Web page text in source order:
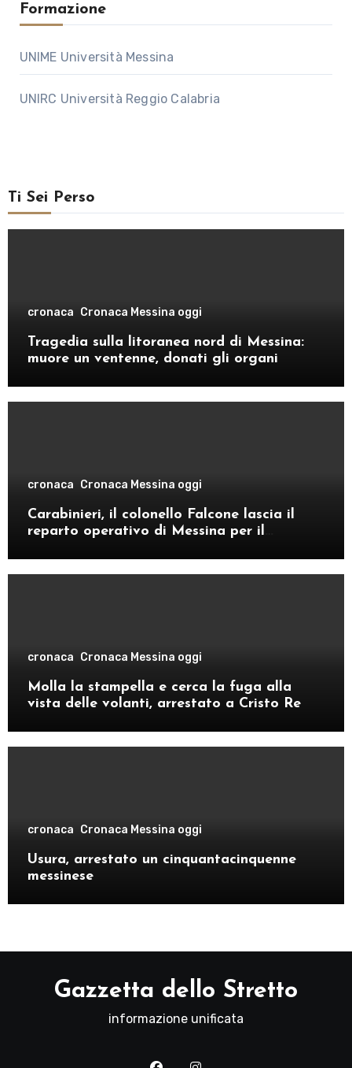
Formazione
UNIME Università Messina
UNIRC Università Reggio Calabria
Ti Sei Perso
cronaca Cronaca Messina oggi
Tragedia sulla litoranea nord di Messina:
muore un ventenne, donati gli organi
cronaca Cronaca Messina oggi
Carabinieri, il colonello Falcone lascia il
reparto operativo di Messina per il
cronaca Cronaca Messina oggi
Molla la stampella e cerca la fuga alla
vista delle volanti, arrestato a Cristo Re
cronaca Cronaca Messina oggi
Usura, arrestato un cinquantacinquenne
messinese
Gazzetta dello Stretto
informazione unificata